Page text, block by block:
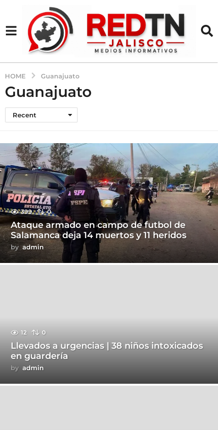
HOME Guanajuato
Guanajuato
Recent
399 0
Ataque armado en campo de futbol de
Salamanca deja 14 muertos y 11 heridos
by admin
12 0
Llevados a urgencias | 38 niños intoxicados
en guardería
by admin